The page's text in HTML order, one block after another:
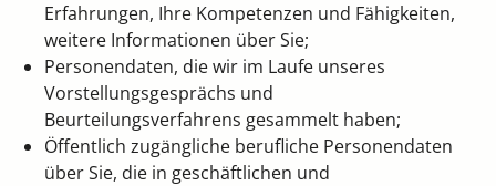
Erfahrungen, Ihre Kompetenzen und Fähigkeiten,
weitere Informationen über Sie;
Personendaten, die wir im Laufe unseres
Vorstellungsgesprächs und
Beurteilungsverfahrens gesammelt haben;
Öffentlich zugängliche berufliche Personendaten
über Sie, die in geschäftlichen und